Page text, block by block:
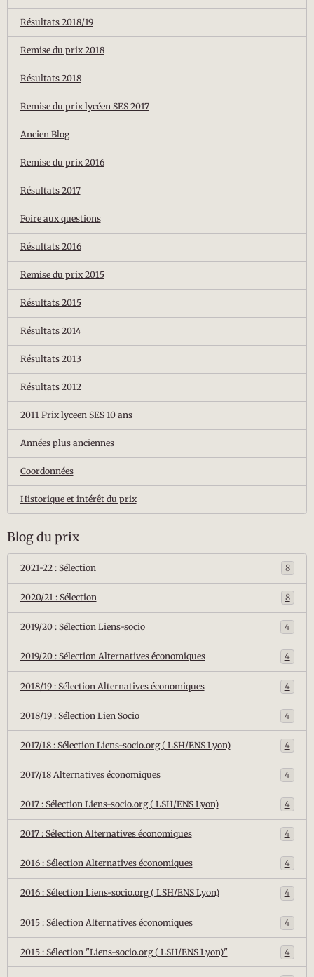
Résultats 2018/19
Remise du prix 2018
Résultats 2018
Remise du prix lycéen SES 2017
Ancien Blog
Remise du prix 2016
Résultats 2017
Foire aux questions
Résultats 2016
Remise du prix 2015
Résultats 2015
Résultats 2014
Résultats 2013
Résultats 2012
2011 Prix lyceen SES 10 ans
Années plus anciennes
Coordonnées
Historique et intérêt du prix
Blog du prix
2021-22 : Sélection 8
2020/21 : Sélection 8
2019/20 : Sélection Liens-socio 4
2019/20 : Sélection Alternatives économiques 4
2018/19 : Sélection Alternatives économiques 4
2018/19 : Sélection Lien Socio 4
2017/18 : Sélection Liens-socio.org ( LSH/ENS Lyon) 4
2017/18 Alternatives économiques 4
2017 : Sélection Liens-socio.org ( LSH/ENS Lyon) 4
2017 : Sélection Alternatives économiques 4
2016 : Sélection Alternatives économiques 4
2016 : Sélection Liens-socio.org ( LSH/ENS Lyon) 4
2015 : Sélection Alternatives économiques 4
2015 : Sélection "Liens-socio.org ( LSH/ENS Lyon)" 4